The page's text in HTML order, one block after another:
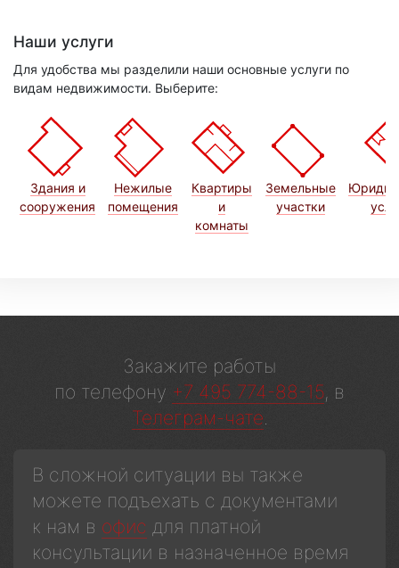
Наши услуги
Для удобства мы разделили наши основные услуги по
видам недвижимости. Выберите:
Здания и
сооружения
Нежилые
помещения
Квартиры
и
комнаты
Земельные
участки
Закажите работы
по телефону +7 495 774-88-15, в
Телеграм-чате.
В сложной ситуации вы также
можете подъехать с документами
к нам в офис для платной
консультации в назначенное время